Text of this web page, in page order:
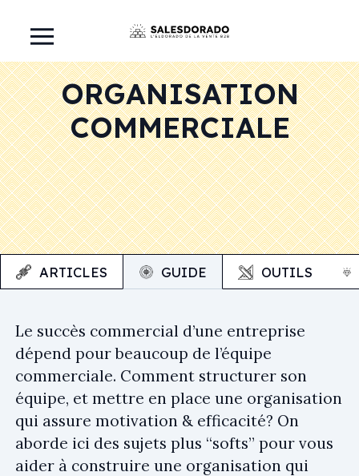
ORGANISATION
COMMERCIALE
ARTICLES GUIDE OUTILS
Le succès commercial d’une entreprise
dépend pour beaucoup de l’équipe
commerciale. Comment structurer son
équipe, et mettre en place une organisation
qui assure motivation & efficacité? On
aborde ici des sujets plus “softs” pour vous
aider à construire une organisation qui